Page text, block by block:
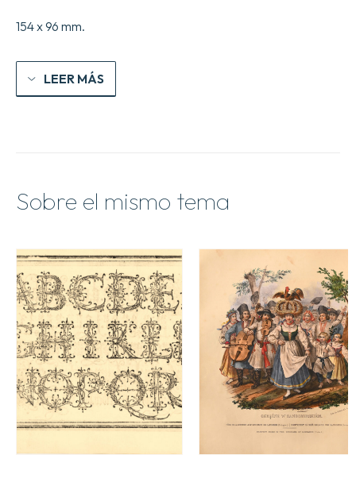
de
poder
tanto
los
malos.
cantidad
154 x 96 mm.
LEER MÁS
Sobre el mismo tema